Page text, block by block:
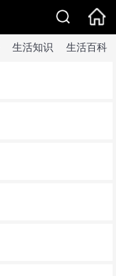
生活知识 生活百科